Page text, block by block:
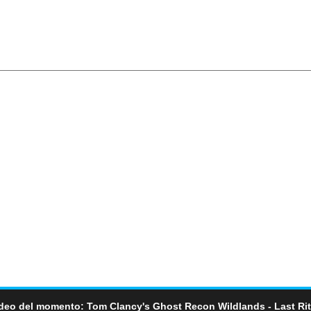
del momento: Tom Clancy's Ghost Recon Wildlands - Last